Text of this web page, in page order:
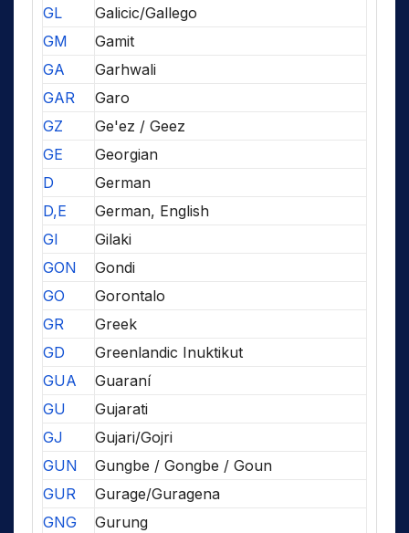
GL
Galicic/Gallego
GM
Gamit
GA
Garhwali
GAR
Garo
GZ
Ge'ez / Geez
GE
Georgian
D
German
D,E
German, English
GI
Gilaki
GON
Gondi
GO
Gorontalo
GR
Greek
GD
Greenlandic Inuktikut
GUA
Guaraní
GU
Gujarati
GJ
Gujari/Gojri
GUN
Gungbe / Gongbe / Goun
GUR
Gurage/Guragena
GNG
Gurung